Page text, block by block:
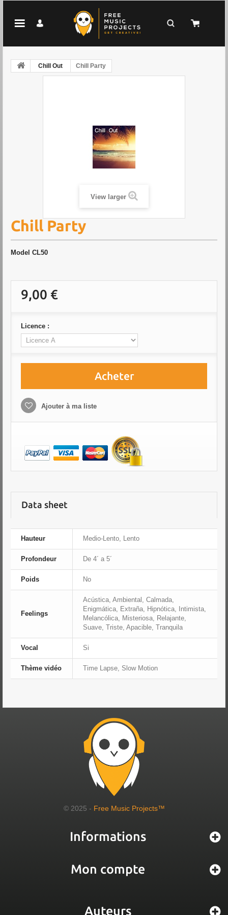
Chill Out Chill Party
View larger
Chill Party
Model CL50
9,00 €
Licence :
Acheter
Ajouter à ma liste
Data sheet
Hauteur Medio-Lento, Lento
Profondeur De 4´ a 5´
Poids No
Feelings
Acústica, Ambiental, Calmada,
Enigmática, Extraña, Hipnótica, Intimista,
Melancólica, Misteriosa, Relajante,
Suave, Triste, Apacible, Tranquila
Vocal Si
Thème vidéo Time Lapse, Slow Motion
© 2025 - Free Music Projects™
Informations
Mon compte
Auteurs